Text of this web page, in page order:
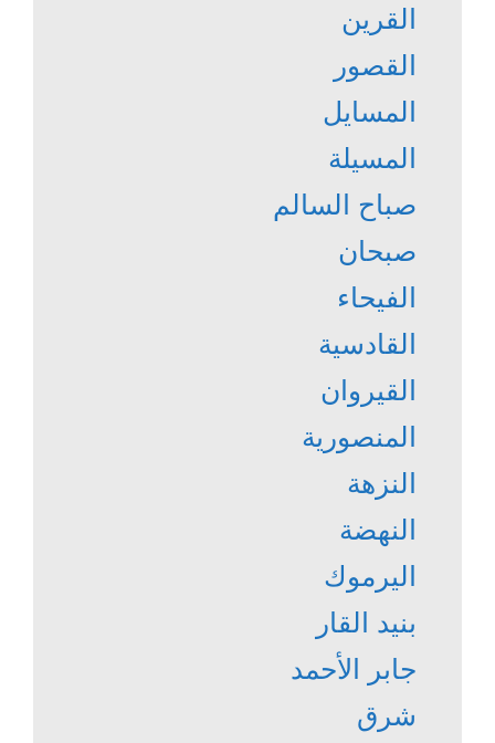
القرين
القصور
المسايل
المسيلة
صباح السالم
صبحان
الفيحاء
القادسية
القيروان
المنصورية
النزهة
النهضة
اليرموك
بنيد القار
جابر الأحمد
شرق